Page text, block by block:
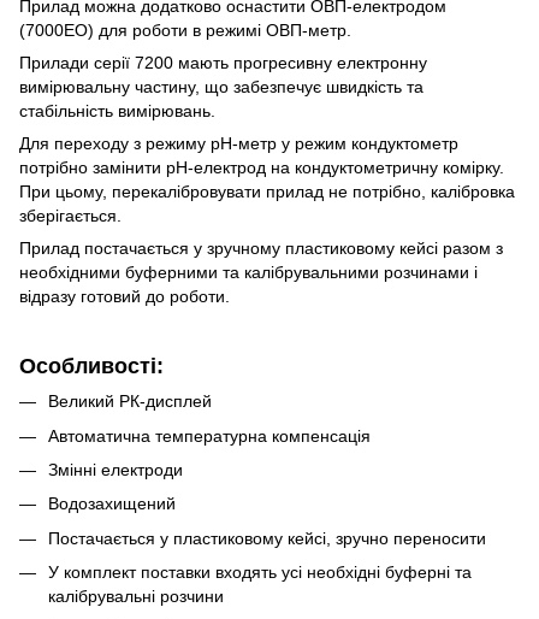
Прилад можна додатково оснастити ОВП-електродом
(7000EO) для роботи в режимі ОВП-метр.
Прилади серії 7200 мають прогресивну електронну
вимірювальну частину, що забезпечує швидкість та
стабільність вимірювань.
Для переходу з режиму pH-метр у режим кондуктометр
потрібно замінити pH-електрод на кондуктометричну комірку.
При цьому, перекалібровувати прилад не потрібно, калібровка
зберігається.
Прилад постачається у зручному пластиковому кейсі разом з
необхідними буферними та калібрувальними розчинами і
відразу готовий до роботи.
Особливості:
Великий РК-дисплей
Автоматична температурна компенсація
Змінні електроди
Водозахищений
Постачається у пластиковому кейсі, зручно переносити
У комплект поставки входять усі необхідні буферні та
калібрувальні розчини